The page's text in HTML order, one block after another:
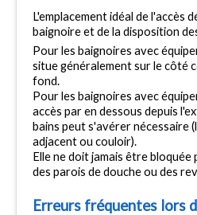
L'emplacement idéal de l'accès
baignoire et de la disposition
Pour les baignoires avec
situe généralement sur le côté
fond.
Pour les baignoires avec
accès par en dessous depuis
bains peut s'avérer nécessaire
adjacent ou couloir).
Elle ne doit jamais être bloquée
des parois de douche ou des
Erreurs fréquentes lors